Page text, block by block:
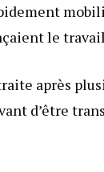
le
après
d’être